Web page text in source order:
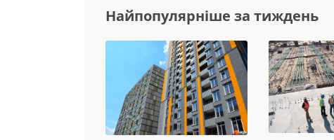
Найпопулярніше за тиждень